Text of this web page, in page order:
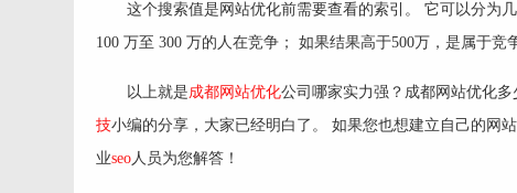
这个搜索值是网站优化前需要查看的索引。 它可以分为
100 万至 300 万的人在竞争； 如果结果高于500万，是属于竞
以上就是成都网站优化公司哪家实力强？成都网站优化
技小编的分享，大家已经明白了。 如果您也想建立自己的网
业seo人员为您解答！